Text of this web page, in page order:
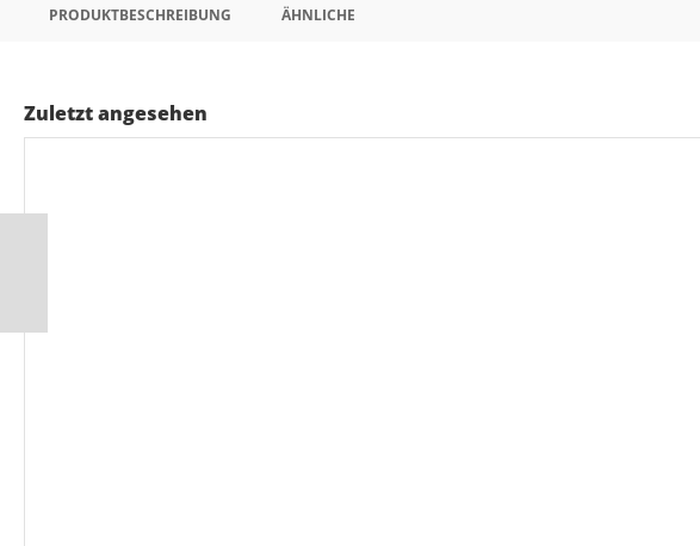
PRODUKTBESCHREIBUNG ÄHNLICHE
Zuletzt angesehen